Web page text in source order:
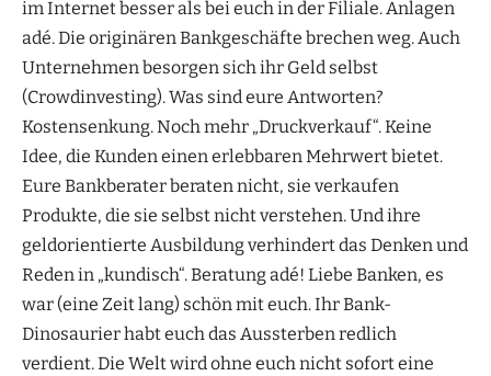
im Internet besser als bei euch in der Filiale. Anlagen
adé. Die originären Bankgeschäfte brechen weg. Auch
Unternehmen besorgen sich ihr Geld selbst
(Crowdinvesting). Was sind eure Antworten?
Kostensenkung. Noch mehr „Druckverkauf“. Keine
Idee, die Kunden einen erlebbaren Mehrwert bietet.
Eure Bankberater beraten nicht, sie verkaufen
Produkte, die sie selbst nicht verstehen. Und ihre
geldorientierte Ausbildung verhindert das Denken und
Reden in „kundisch“. Beratung adé! Liebe Banken, es
war (eine Zeit lang) schön mit euch. Ihr Bank-
Dinosaurier habt euch das Aussterben redlich
verdient. Die Welt wird ohne euch nicht sofort eine